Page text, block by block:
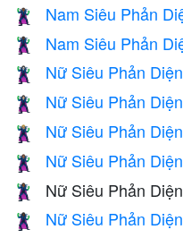
🦹🏾‍♂️ Nam Siêu Phản
🦹🏿‍♂️ Nam Siêu Phản
🦹‍♀️ Nữ Siêu Phản Diện
🦹🏻‍♀️ Nữ Siêu Phản
🦹🏼‍♀️ Nữ Siêu Phản
🦹🏽‍♀️ Nữ Siêu Phản
🦹🏾‍♀️ Nữ Siêu Phản
🦹🏿‍♀️ Nữ Siêu Phản